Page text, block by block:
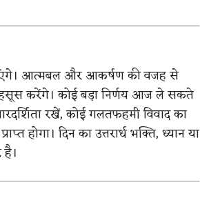
आत्मबल और आकर्षण की वजह से
करेंगे। कोई बड़ा निर्णय आज ले सकते
रखें, कोई गलतफहमी विवाद का
होगा। दिन का उत्तरार्ध भक्ति, ध्यान या